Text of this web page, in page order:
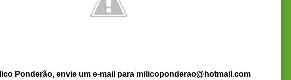
Ponderão, envie um e-mail para milicoponderao@hotmail.com